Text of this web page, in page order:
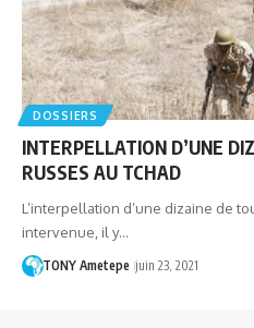
DOSSIERS
INTERPELLATION D’UNE
RUSSES AU TCHAD
L’interpellation d’une dizaine de
intervenue, il y…
TONY Ametepe juin 23, 2021